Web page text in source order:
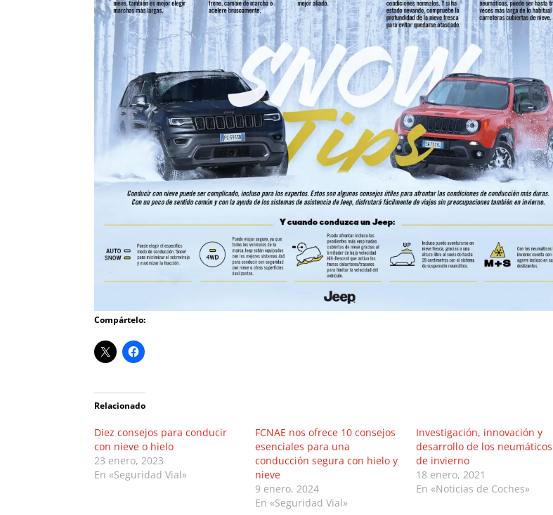
Compártelo:
Relacionado
Diez consejos para conducir
con nieve o hielo
23 enero, 2023
En «Seguridad Vial»
FCNAE nos ofrece 10 consejos
esenciales para una
conducción segura con hielo y
nieve
9 enero, 2024
En «Seguridad Vial»
Investigación, innovación y
desarrollo de los neumáticos
de invierno
18 enero, 2021
En «Noticias de Coches»